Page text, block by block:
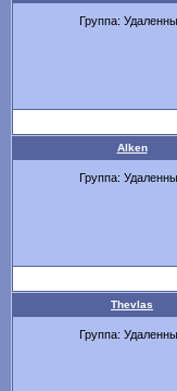
Группа:
Alken
Группа:
Thevlas
Группа: